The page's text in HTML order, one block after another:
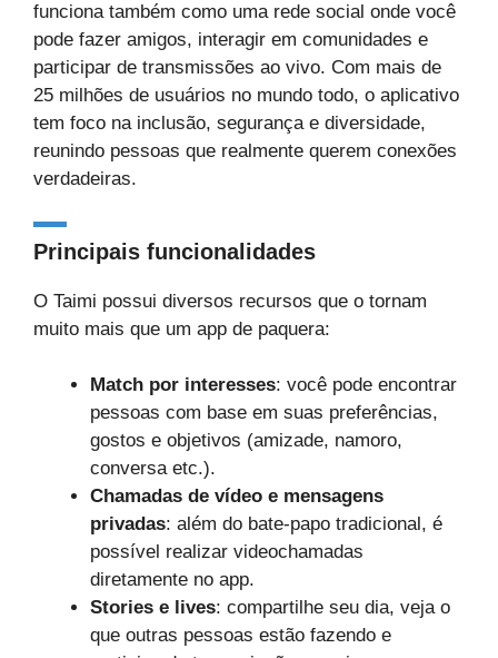
funciona também como uma rede social onde você
pode fazer amigos, interagir em comunidades e
participar de transmissões ao vivo. Com mais de
25 milhões de usuários no mundo todo, o aplicativo
tem foco na inclusão, segurança e diversidade,
reunindo pessoas que realmente querem conexões
verdadeiras.
Principais funcionalidades
O Taimi possui diversos recursos que o tornam
muito mais que um app de paquera:
Match por interesses: você pode encontrar
pessoas com base em suas preferências,
gostos e objetivos (amizade, namoro,
conversa etc.).
Chamadas de vídeo e mensagens
privadas: além do bate-papo tradicional, é
possível realizar videochamadas
diretamente no app.
Stories e lives: compartilhe seu dia, veja o
que outras pessoas estão fazendo e